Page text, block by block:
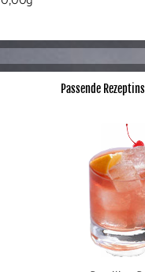
Passende